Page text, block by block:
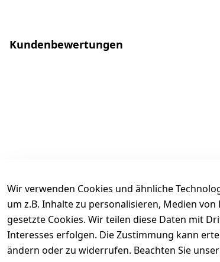
Kundenbewertungen
Es hat noch niemand eine Bewertung für
Wir verwenden Cookies und ähnliche
um z.B. Inhalte zu personalisieren, Medien
gesetzte Cookies. Wir teilen diese Daten mit
Interesses erfolgen. Die Zustimmung kann
ändern oder zu widerrufen. Beachten Sie unser